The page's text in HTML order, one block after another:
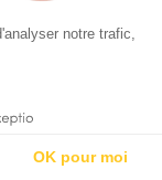
notre trafic,
OK pour moi